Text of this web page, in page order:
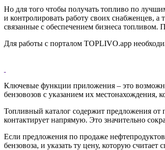
Но для того чтобы получать топливо по
и контролировать работу своих снабженцев,
связанные с обеспечением бизнеса топливом.
Для работы с порталом TOPLIVO.app
Ключевые функции приложения – это
бензовозов с указанием их местонахождения,
Топливный каталог содержит предложения от
контактирует напрямую. Это значительно
Если предложения по продаже
бензовоза, и указать ту цену, которую